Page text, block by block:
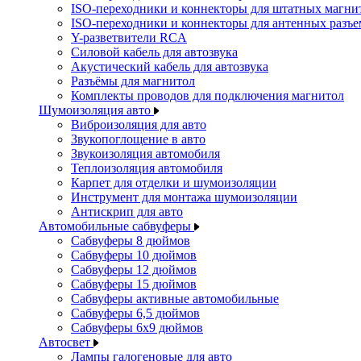
ISO-переходники и коннекторы для штатных
ISO-переходники и коннекторы для антенных
Y-разветвители RCA
Силовой кабель для автозвука
Акустический кабель для автозвука
Разъёмы для магнитол
Комплекты проводов для подключения магнитол
Шумоизоляция авто
Виброизоляция для авто
Звукопоглощение в авто
Звукоизоляция автомобиля
Теплоизоляция автомобиля
Карпет для отделки и шумоизоляции
Инструмент для монтажа шумоизоляции
Антискрип для авто
Автомобильные сабвуферы
Сабвуферы 8 дюймов
Сабвуферы 10 дюймов
Сабвуферы 12 дюймов
Сабвуферы 15 дюймов
Сабвуферы активные автомобильные
Сабвуферы 6,5 дюймов
Сабвуферы 6x9 дюймов
Автосвет
Лампы галогеновые для авто